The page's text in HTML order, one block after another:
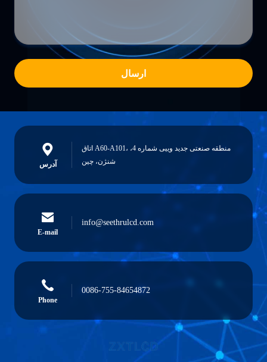
ارسال
آدرس
اتاق A60-A101، منطقه صنعتی جدید وییی شماره 4،
شنژن، چین
E-mail
info@seethrulcd.com
Phone
0086-755-84654872